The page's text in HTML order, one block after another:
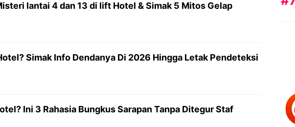
lantai 4 dan 13 di lift Hotel & Simak 5 Mitos Gelap
Simak Info Dendanya Di 2026 Hingga Letak Pendeteksi
Ini 3 Rahasia Bungkus Sarapan Tanpa Ditegur Staf